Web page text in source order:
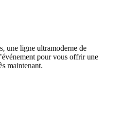
une ligne ultramoderne de
pour vous offrir une
maintenant.